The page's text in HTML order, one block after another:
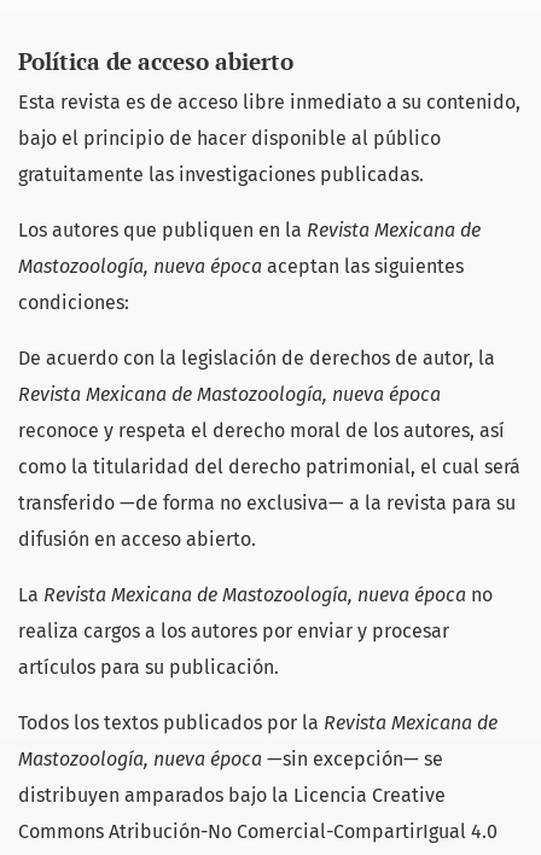
Política de acceso abierto
Esta revista es de acceso libre inmediato a su contenido,
bajo el principio de hacer disponible al público
gratuitamente las investigaciones publicadas.
Los autores que publiquen en la Revista Mexicana de
Mastozoología, nueva época aceptan las siguientes
condiciones:
De acuerdo con la legislación de derechos de autor, la
Revista Mexicana de Mastozoología, nueva época
reconoce y respeta el derecho moral de los autores, así
como la titularidad del derecho patrimonial, el cual será
transferido —de forma no exclusiva— a la revista para su
difusión en acceso abierto.
La Revista Mexicana de Mastozoología, nueva época no
realiza cargos a los autores por enviar y procesar
artículos para su publicación.
Todos los textos publicados por la Revista Mexicana de
Mastozoología, nueva época —sin excepción— se
distribuyen amparados bajo la Licencia Creative
Commons Atribución-No Comercial-CompartirIgual 4.0